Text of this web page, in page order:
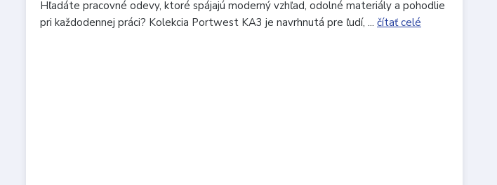
Hľadáte pracovné odevy, ktoré spájajú moderný vzhľad, odolné materiály a pohodlie
pri každodennej práci? Kolekcia Portwest KA3 je navrhnutá pre ľudí, ... čítať celé